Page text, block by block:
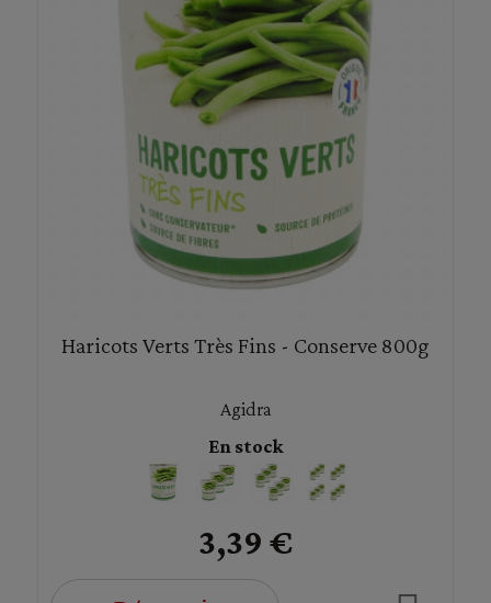
Haricots Verts Très Fins - Conserve 800g
Agidra
En stock
3,39 €